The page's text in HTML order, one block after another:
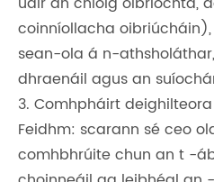
coinníollacha
sean-ola á n-
dhraenáil agus an
3. Comhpháirt
Feidhm: scarann ​​sé ceo
comhbhrúite chun an t -